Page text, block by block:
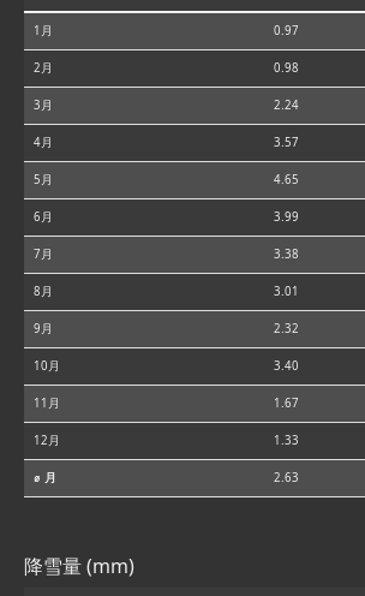
1月 0.97
2月 0.98
3月 2.24
4月 3.57
5月 4.65
6月 3.99
7月 3.38
8月 3.01
9月 2.32
10月 3.40
11月 1.67
12月 1.33
⌀ 月 2.63
降雪量 (mm)